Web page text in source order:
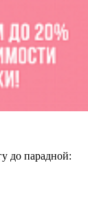
до парадной: